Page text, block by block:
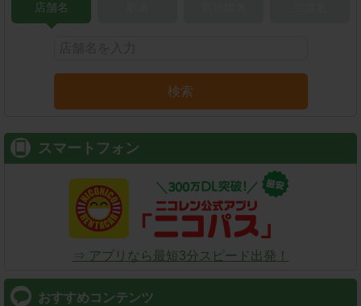
店舗名
検索
スマートフォン
⇒ アプリなら最短3分スピード出発！
おすすめコンテンツ